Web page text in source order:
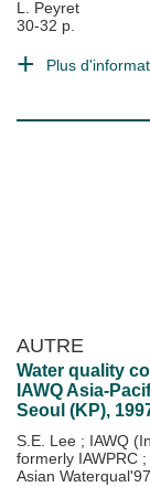
L. Peyret
30-32 p.
Plus
AUTRE
Water quality
IAWQ Asia-
Seoul (KP),
S.E. Lee ; IAWQ
formerly IAWPRC ;
Asian Waterqual'97